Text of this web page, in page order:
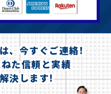
、今すぐご連絡!
た信頼と実績
決します!